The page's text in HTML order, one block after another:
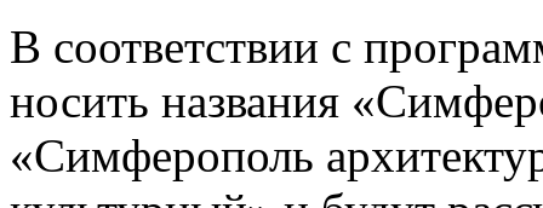
В соответствии с
носить названия
«Симферополь